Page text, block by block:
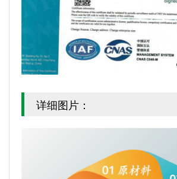
详细图片：